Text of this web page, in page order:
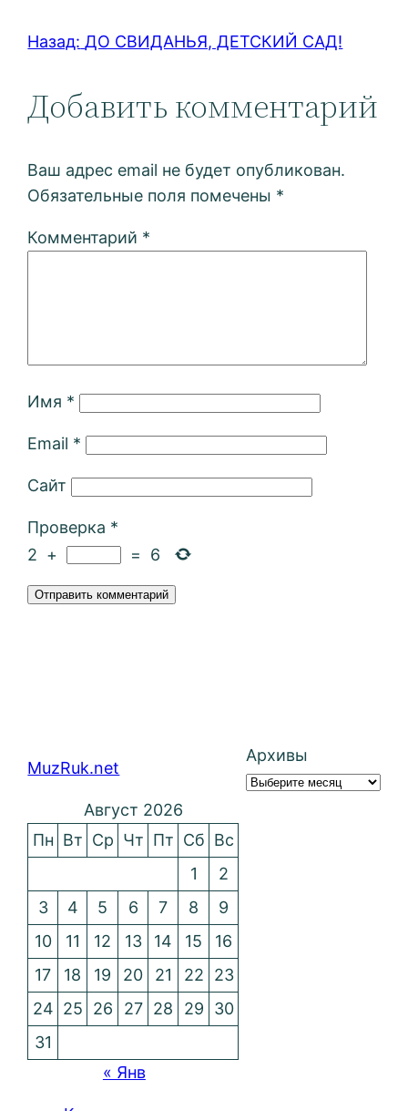
Назад: ДО СВИДАНЬЯ, ДЕТСКИЙ САД!
Добавить комментарий
Ваш адрес email не будет опубликован.
Обязательные поля помечены *
Комментарий *
Имя *
Email *
Сайт
Проверка *
2 + = 6
MuzRuk.net
Архивы
Август 2026
Пн Вт Ср Чт Пт Сб Вс
1
2
3
4 5 6 7 8
9
10
11 12 13 14 15
16
17
18 19 20 21 22
23
24 25 26 27 28 29
30
31
« Янв